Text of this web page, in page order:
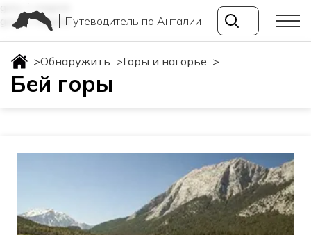
gory-i-nagore
gory-i-nagoreПутеводитель по Анталии
>Обнаружить >Горы и нагорье >
Бей горы